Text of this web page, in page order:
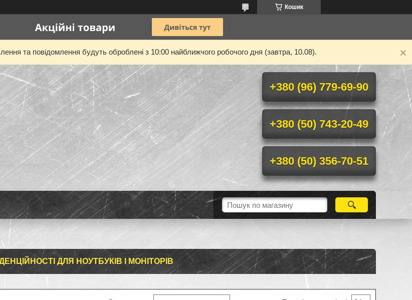
Кошик
та повідомлення будуть оброблені з 10:00 найближчого робочого дня (завтра, 10.08).
+380 (96) 779-69-90
+380 (50) 743-20-49
+380 (50) 356-70-51
ДЛЯ НОУТБУКІВ І МОНІТОРІВ